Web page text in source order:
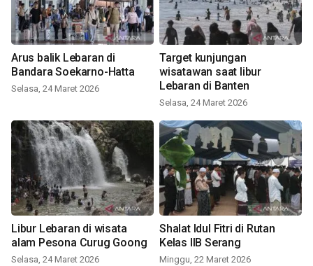
Arus balik Lebaran di
Bandara Soekarno-Hatta
Selasa, 24 Maret 2026
Target kunjungan
wisatawan saat libur
Lebaran di Banten
Selasa, 24 Maret 2026
Libur Lebaran di wisata
alam Pesona Curug Goong
Selasa, 24 Maret 2026
Shalat Idul Fitri di Rutan
Kelas IIB Serang
Minggu, 22 Maret 2026